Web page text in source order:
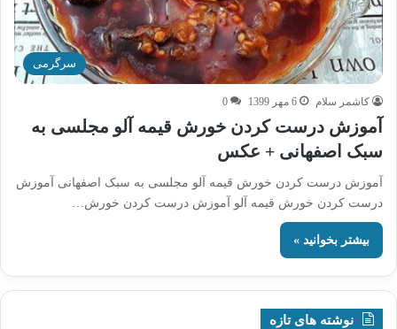
سرگرمی
کاشمر سلام 6 مهر 1399 0
آموزش درست کردن خورش قیمه آلو مجلسی به
سبک اصفهانی + عکس
آموزش درست کردن خورش قیمه آلو مجلسی به سبک اصفهانی آموزش
درست کردن خورش قیمه آلو آموزش درست کردن خورش…
بیشتر بخوانید »
نوشته های تازه